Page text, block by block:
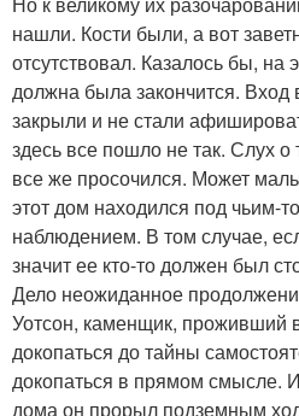
нашли. Кости были, а вот
отсутствовал. Казалось бы, на
должна была закончится. Вход
закрыли и не стали
здесь все пошло не так. Слух
все же просочился. Может
этот дом находился под чьим-
наблюдением. В том случае,
значит ее кто-то должен был
Дело неожиданное
Уотсон, каменщик, проживший
докопаться до тайны
докопаться в прямом смысле.
дома он прорыл подземным